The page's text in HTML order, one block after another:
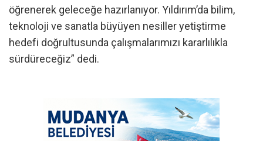
öğrenerek geleceğe hazırlanıyor. Yıldırım’da bilim,
teknoloji ve sanatla büyüyen nesiller yetiştirme
hedefi doğrultusunda çalışmalarımızı kararlılıkla
sürdüreceğiz” dedi.